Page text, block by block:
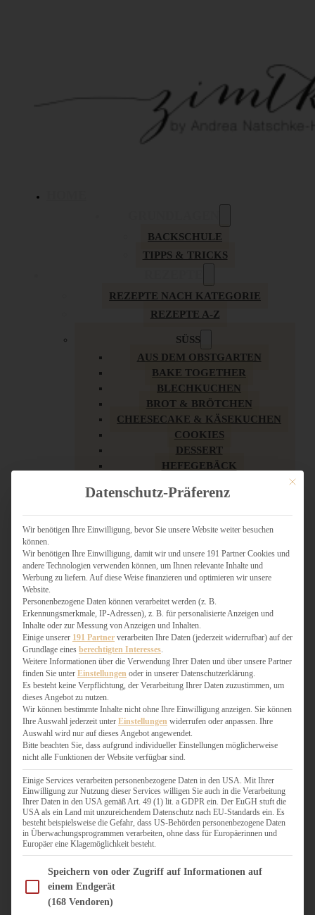
BACKSCHULE
TIPPS & TRICKS
REZEPTE NACH KATEGORIE
REZEPTE A-Z
SÜSS
AUS DEM OBSTGARTEN
BAKE TOGETHER
BLECHKUCHEN
BROT & BRÖTCHEN
CHEESECAKE & KÄSEKUCHEN
COOKIES
DESSERT
HEFEGEBÄCK
KUCHEN
LOW CARB & GESÜNDER
MY AMERICAN BAKERY
SCHOKOLADIGES
SÜSSES HAUPTGERICHT
TÖRTCHEN
VEGAN SÜSS
WEIHNACHTSBÄCKEREI
HERZHAFT
BURGER & SANDWICHES
FIX AUF DEM TISCH
FLEISCH & FISCH
GRILLEN / BARBECUE
HERZHAFTES BACKEN
ONE-POT-GERICHTE
PASTA & NUDELGERICHTE
PIZZA, TARTES & QUICHES
REIS & RISOTTO
SALATE & SNACKS
SUPPENKASPEREIEN
Mit
Datenschutz-Präferenz
Wir benötigen Ihre Einwilligung, bevor Sie unsere Website weiter besuchen
können.
Wir benötigen Ihre Einwilligung, damit wir und unsere 191 Partner Cookies und
andere Technologien verwenden können, um Ihnen relevante Inhalte und
Werbung zu liefern. Auf diese Weise finanzieren und optimieren wir unsere
Website.
Personenbezogene Daten können verarbeitet werden (z. B.
Erkennungsmerkmale, IP-Adressen), z. B. für personalisierte Anzeigen und
Inhalte oder zur Messung von Anzeigen und Inhalten.
Einige unserer 191 Partner verarbeiten Ihre Daten (jederzeit widerrufbar) auf der
Grundlage eines berechtigten Interesses
Weitere Informationen über die Verwendung Ihrer Daten und über unsere Partner
finden Sie unter Einstellungen oder in unserer Datenschutzerklärung.
Es besteht keine Verpflichtung, der Verarbeitung Ihrer Daten zuzustimmen, um
dieses Angebot zu nutzen.
Wir können bestimmte Inhalte nicht ohne Ihre Einwilligung anzeigen. Sie können
Ihre Auswahl jederzeit unter Einstellungen widerrufen oder anpassen. Ihre
Auswahl wird nur auf dieses Angebot angewendet.
Bitte beachten Sie, dass aufgrund individueller Einstellungen möglicherweise
nicht alle Funktionen der Website verfügbar sind.
Einige Services verarbeiten personenbezogene Daten in den USA. Mit Ihrer
Einwilligung zur Nutzung dieser Services willigen Sie auch in die Verarbeitung
Ihrer Daten in den USA gemäß Art. 49 (1) lit. a GDPR ein. Der EuGH stuft die
USA als ein Land mit unzureichendem Datenschutz nach EU-Standards ein. Es
besteht beispielsweise die Gefahr, dass US-Behörden personenbezogene Daten
in Überwachungsprogrammen verarbeiten, ohne dass für Europäerinnen und
Europäer eine Klagemöglichkeit besteht.
Im Folgenden finden Sie eine Liste der Zwecke des IAB Transparency and Consent
Speichern von oder Zugriff auf Informationen auf
einem Endgerät
(168 Vendoren)